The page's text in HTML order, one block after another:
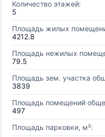
Количество этажей:
5
Площадь жилых
4212.8
Площадь нежилых
79.5
Площадь зем. участка
3839
Площадь помещений
497
Площадь парковки, м²: